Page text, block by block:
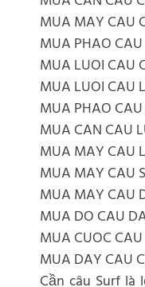
MUA MAY CAU
MUA PHAO
MUA LUOI CAU
MUA LUOI CAU
MUA PHAO
MUA CAN CAU
MUA MAY CAU
MUA MAY CAU
MUA MAY CAU
MUA DO CAU
MUA CUOC
MUA DAY CAU
Cần câu Surf